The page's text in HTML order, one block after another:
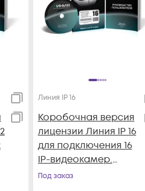
Линия IP 16
Коробочная версия
лицензии Линия IP 16
для подключения 16
IP-видеокамер.
Количество
Под заказ